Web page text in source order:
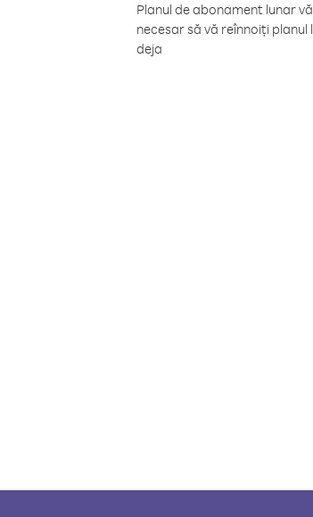
Planul de abonament lunar
necesar să vă reînnoiți
deja